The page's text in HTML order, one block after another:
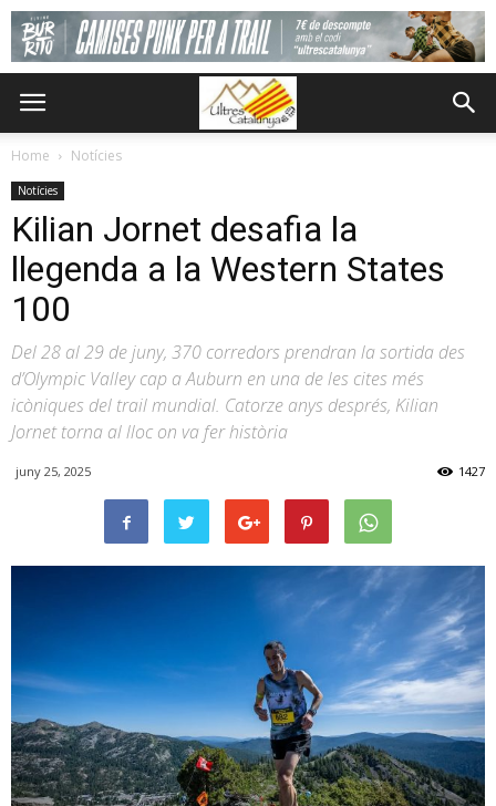
Home Notícies
Notícies
Kilian Jornet desafia la
llegenda a la Western States
100
Del 28 al 29 de juny, 370 corredors prendran la sortida des
d’Olympic Valley cap a Auburn en una de les cites més
icòniques del trail mundial. Catorze anys després, Kilian
Jornet torna al lloc on va fer història
juny 25, 2025 1427